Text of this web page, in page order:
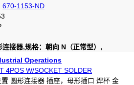
670-1153-ND
连接器,规格：朝向 N（正常型）,
Operations
4POS W/SOCKET SOLDER
圆形连接器 插座，母形插口 焊杯 金